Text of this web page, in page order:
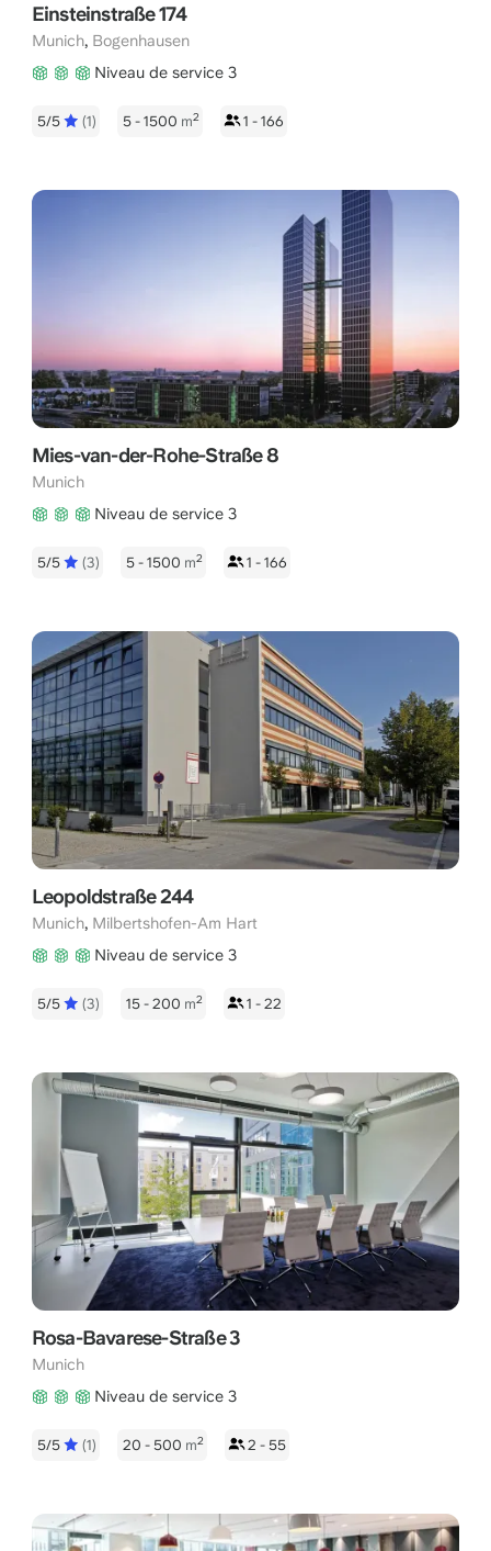
Einsteinstraße 174
Munich, Bogenhausen
Niveau de service 3
5/5 (1) 5 - 1500 m2 1 - 166
Mies-van-der-Rohe-Straße 8
Munich
Niveau de service 3
5/5 (3) 5 - 1500 m2 1 - 166
Leopoldstraße 244
Munich, Milbertshofen-Am Hart
Niveau de service 3
5/5 (3) 15 - 200 m2 1 - 22
Rosa-Bavarese-Straße 3
Munich
Niveau de service 3
5/5 (1) 20 - 500 m2 2 - 55